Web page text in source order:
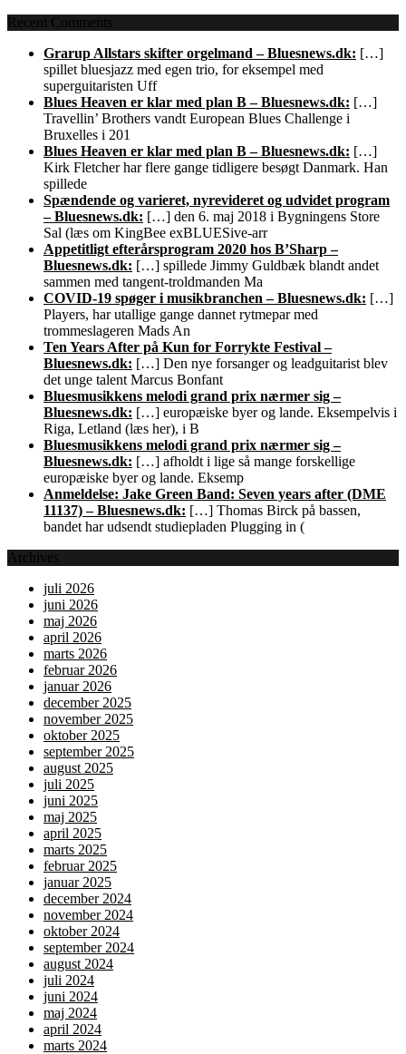
Recent Comments
Grarup Allstars skifter orgelmand – Bluesnews.dk: […]
spillet bluesjazz med egen trio, for eksempel med
superguitaristen Uff
Blues Heaven er klar med plan B – Bluesnews.dk: […]
Travellin’ Brothers vandt European Blues Challenge i
Bruxelles i 201
Blues Heaven er klar med plan B – Bluesnews.dk: […]
Kirk Fletcher har flere gange tidligere besøgt Danmark. Han
spillede
Spændende og varieret, nyrevideret og udvidet program
– Bluesnews.dk: […] den 6. maj 2018 i Bygningens Store
Sal (læs om KingBee exBLUESive-arr
Appetitligt efterårsprogram 2020 hos B’Sharp –
Bluesnews.dk: […] spillede Jimmy Guldbæk blandt andet
sammen med tangent-troldmanden Ma
COVID-19 spøger i musikbranchen – Bluesnews.dk: […]
Players, har utallige gange dannet rytmepar med
trommeslageren Mads An
Ten Years After på Kun for Forrykte Festival –
Bluesnews.dk: […] Den nye forsanger og leadguitarist blev
det unge talent Marcus Bonfant
Bluesmusikkens melodi grand prix nærmer sig –
Bluesnews.dk: […] europæiske byer og lande. Eksempelvis i
Riga, Letland (læs her), i B
Bluesmusikkens melodi grand prix nærmer sig –
Bluesnews.dk: […] afholdt i lige så mange forskellige
europæiske byer og lande. Eksemp
Anmeldelse: Jake Green Band: Seven years after (DME
11137) – Bluesnews.dk: […] Thomas Birck på bassen,
bandet har udsendt studiepladen Plugging in (
Archives
juli 2026
juni 2026
maj 2026
april 2026
marts 2026
februar 2026
januar 2026
december 2025
november 2025
oktober 2025
september 2025
august 2025
juli 2025
juni 2025
maj 2025
april 2025
marts 2025
februar 2025
januar 2025
december 2024
november 2024
oktober 2024
september 2024
august 2024
juli 2024
juni 2024
maj 2024
april 2024
marts 2024